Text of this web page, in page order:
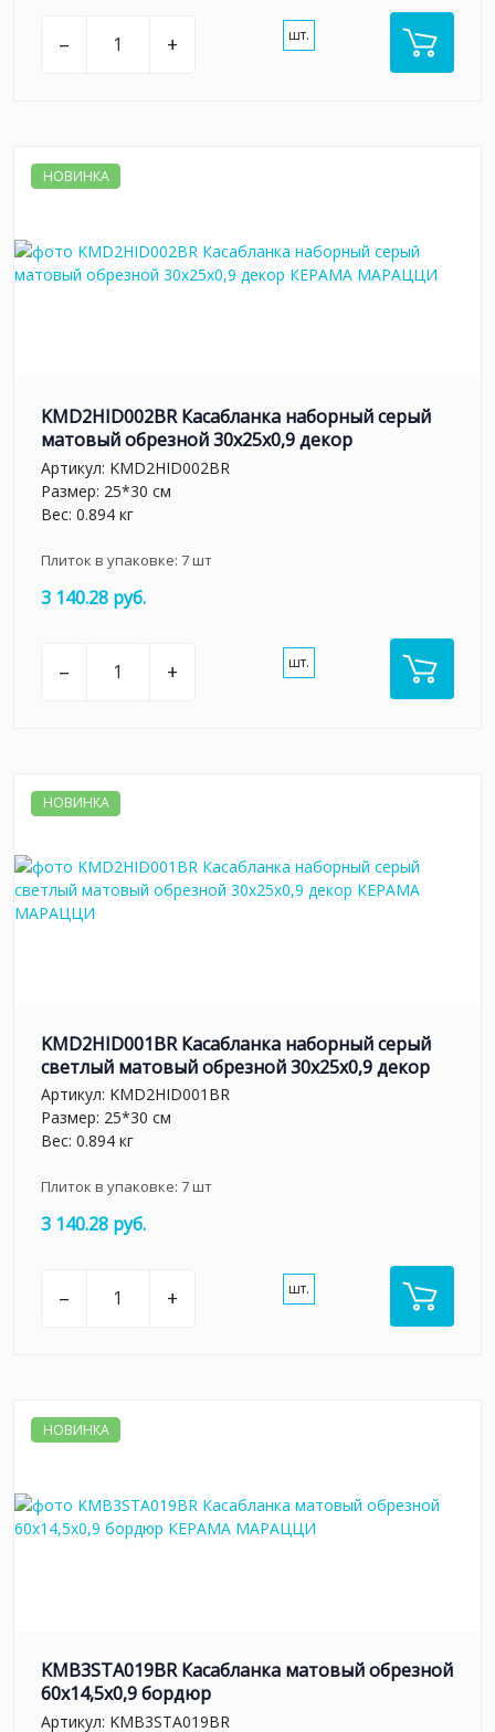
– + шт.
НОВИНКА
KMD2HID002BR Касабланка наборный серый
матовый обрезной 30x25x0,9 декор
Артикул: KMD2HID002BR
Размер: 25*30 см
Вес: 0.894 кг
Плиток в упаковке: 7шт
3 140.28 руб.
– + шт.
НОВИНКА
KMD2HID001BR Касабланка наборный серый
светлый матовый обрезной 30x25x0,9 декор
Артикул: KMD2HID001BR
Размер: 25*30 см
Вес: 0.894 кг
Плиток в упаковке: 7шт
3 140.28 руб.
– + шт.
НОВИНКА
KMB3STA019BR Касабланка матовый обрезной
60x14,5x0,9 бордюр
Артикул: KMB3STA019BR